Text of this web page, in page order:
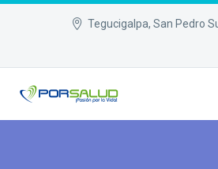
Tegucigalpa, San Pedro